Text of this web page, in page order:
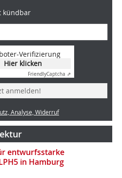
kündbar
Verifizierung
Hier klicken
FriendlyCaptcha ⇗
anmelden!
Analyse, Widerruf
entwurfsstarke
in Hamburg